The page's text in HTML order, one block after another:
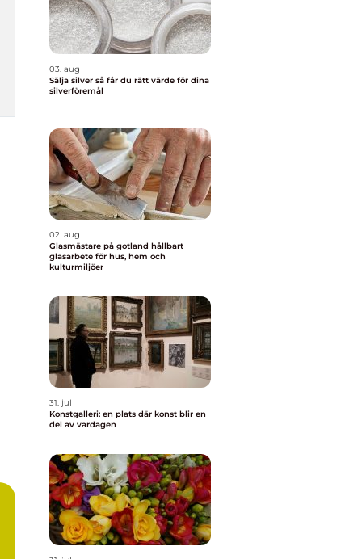
03. aug
Sälja silver så får du rätt värde för dina
silverföremål
02. aug
Glasmästare på gotland hållbart
glasarbete för hus, hem och
kulturmiljöer
31. jul
Konstgalleri: en plats där konst blir en
del av vardagen